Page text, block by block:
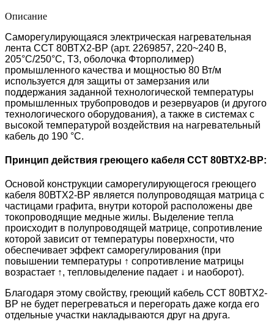
Описание
Саморегулирующаяся электрическая нагревательная
лента ССТ 80ВТХ2-ВР (арт. 2269857, 220~240 В,
205°С/250°С, T3, оболочка Фторполимер)
промышленного качества и мощностью 80 Вт/м
используется для защиты от замерзания или
поддержания заданной технологической температуры
промышленных трубопроводов и резервуаров (и другого
технологического оборудования), а также в системах с
высокой температурой воздействия на нагревательный
кабель до 190 °С.
Принцип действия греющего кабеля ССТ 80ВТХ2-ВР:
Основой конструкции саморегулирующегося греющего
кабеля 80ВТХ2-ВР является полупроводящая матрица с
частицами графита, внутри которой расположены две
токопроводящие медные жилы. Выделение тепла
происходит в полупроводящей матрице, сопротивление
которой зависит от температуры поверхности, что
обеспечивает эффект саморегулирования (при
повышении температуры ↑ сопротивление матрицы
возрастает ↑, тепловыделение падает ↓ и наоборот).
Благодаря этому свойству, греющий кабель ССТ 80ВТХ2-
ВР не будет перегреваться и перегорать даже когда его
отдельные участки накладываются друг на друга.